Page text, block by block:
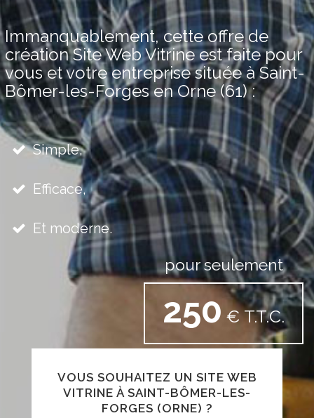
Immanquablement, cette offre de
création Site Web Vitrine est faite pour
vous et votre entreprise située à Saint-
Bômer-les-Forges en Orne (61) :
Simple,
Efficace,
Et moderne.
pour seulement
250 € T.T.C.
VOUS SOUHAITEZ UN SITE WEB
VITRINE À SAINT-BÔMER-LES-
FORGES (ORNE) ?